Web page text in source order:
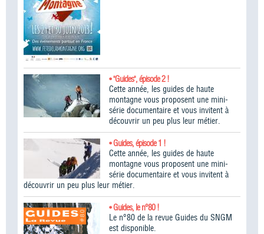
• "Guides", épisode 2 !
Cette année, les guides de haute
montagne vous proposent une mini-
série documentaire et vous invitent à
découvrir un peu plus leur métier.
• Guides, épisode 1 !
Cette année, les guides de haute
montagne vous proposent une mini-
série documentaire et vous invitent à
découvrir un peu plus leur métier.
• Guides, le n°80 !
Le n°80 de la revue Guides du SNGM
est disponible.